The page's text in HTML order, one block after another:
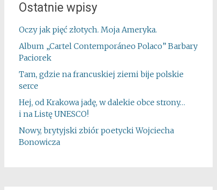
Ostatnie wpisy
Oczy jak pięć złotych. Moja Ameryka.
Album „Cartel Contemporáneo Polaco” Barbary
Paciorek
Tam, gdzie na francuskiej ziemi bije polskie
serce
Hej, od Krakowa jadę, w dalekie obce strony…
i na Listę UNESCO!
Nowy, brytyjski zbiór poetycki Wojciecha
Bonowicza